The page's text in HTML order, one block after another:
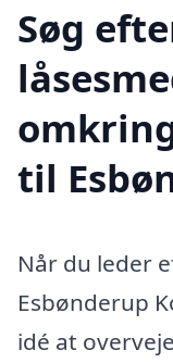
Søg
til
Når du leder
Esbønderup
idé at